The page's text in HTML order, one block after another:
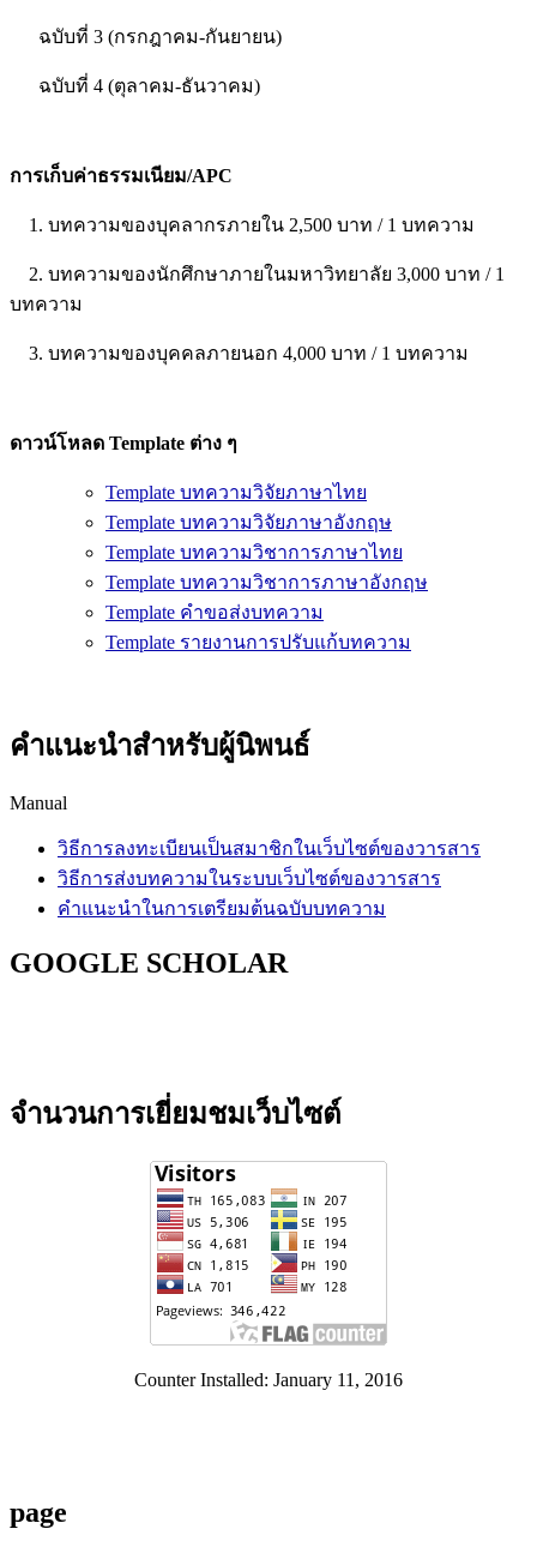
ฉบับที่ 3 (กรกฎาคม-กันยายน)
ฉบับที่ 4 (ตุลาคม-ธันวาคม)
การเก็บค่าธรรมเนียม/APC
1. บทความของบุคลากรภายใน 2,500 บาท / 1 บทความ
2. บทความของนักศึกษาภายในมหาวิทยาลัย 3,000 บาท / 1
บทความ
3. บทความของบุคคลภายนอก 4,000 บาท / 1 บทความ
ดาวน์โหลด Template ต่าง ๆ
Template บทความวิจัยภาษาไทย
Template บทความวิจัยภาษาอังกฤษ
Template บทความวิชาการภาษาไทย
Template บทความวิชาการภาษาอังกฤษ
Template คำขอส่งบทความ
Template รายงานการปรับแก้บทความ
คำแนะนำสำหรับผู้นิพนธ์
Manual
วิธีการลงทะเบียนเป็นสมาชิกในเว็บไซต์ของวารสาร
วิธีการส่งบทความในระบบเว็บไซต์ของวารสาร
คำแนะนำในการเตรียมต้นฉบับบทความ
GOOGLE SCHOLAR
จำนวนการเยี่ยมชมเว็บไซต์
Counter Installed: January 11, 2016
page